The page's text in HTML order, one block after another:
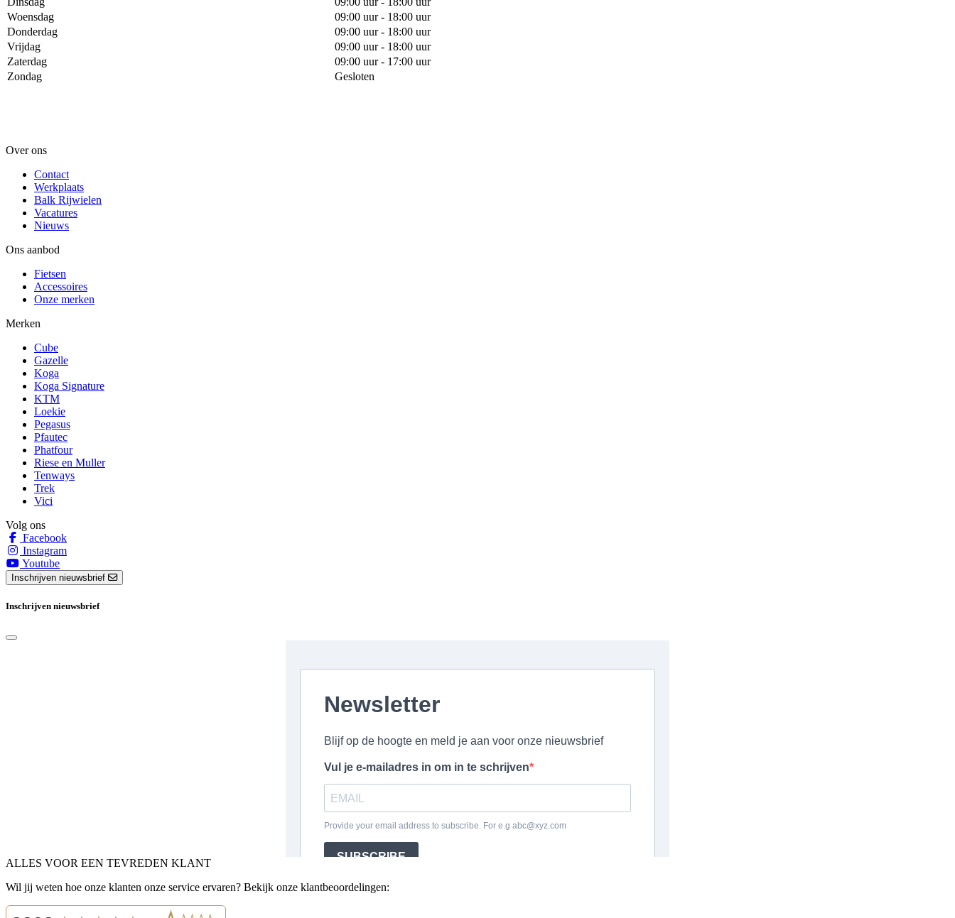
Woensdag
09:00 uur - 18:00 uur
Donderdag
09:00 uur - 18:00 uur
Vrijdag
09:00 uur - 18:00 uur
Zaterdag
09:00 uur - 17:00 uur
Zondag
Gesloten
Over ons
Contact
Werkplaats
Balk Rijwielen
Vacatures
Nieuws
Ons aanbod
Fietsen
Accessoires
Onze merken
Merken
Cube
Gazelle
Koga
Koga Signature
KTM
Loekie
Pegasus
Pfautec
Phatfour
Riese en Muller
Tenways
Trek
Vici
Volg ons
Facebook
Instagram
Youtube
Inschrijven nieuwsbrief
Inschrijven nieuwsbrief
ALLES VOOR EEN TEVREDEN KLANT
Wil jij weten hoe onze klanten onze service ervaren? Bekijk onze klantbeoordelingen: